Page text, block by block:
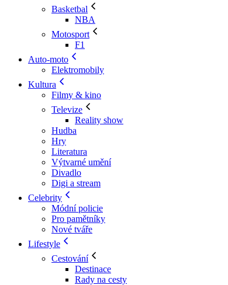
Basketbal
NBA
Motosport
F1
Auto-moto
Elektromobily
Kultura
Filmy & kino
Televize
Reality show
Hudba
Hry
Literatura
Výtvarné umění
Divadlo
Digi a stream
Celebrity
Módní policie
Pro pamětníky
Nové tváře
Lifestyle
Cestování
Destinace
Rady na cesty